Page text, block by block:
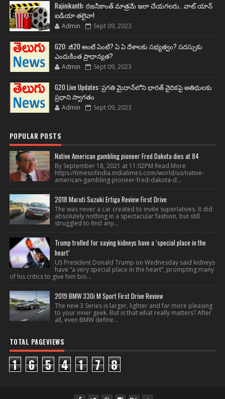
Rajinikanth: రజనీకాంత్ మాత్రమే ఇలా చేయగలరు.. వాట్ యాన్
ఐడియా తలైవా!
Admin Sept 09, 2023
G20: జీ20 అంటే ఏంటి? ఏ ఏ దేశాలకు సభ్యత్వం? సదస్సుకు
ఎందుకింత ప్రాధాన్యత?
Admin Sept 09, 2023
G20 Live Updates: ప్రగతి మైదాన్‌లోని భారత్ వైదికపై అతిథులకు
ప్రధాని స్వాగతం
Admin Sept 09, 2023
POPULAR POSTS
Native American gambling pioneer Fred Dakota dies at 84
By September 18, 2021 at 11:02PM Read More
https://timesofindia.indiatimes.com/world/us/native-
american-gambling-pioneer-fred-dakota-d...
2018 Maruti Suzuki Ertiga Review First Drive
The was never a car created to invite superlatives. It did
absolutely nothing in a spectacular fashion, but still
struggled to find any...
Trump trolled for saying kidneys have a ‘special place in the
heart’
US President Donald Trump on Wednesday said kidneys
have “a very special place in the heart”, prompting many
of his critics to give him bio...
2019 BMW 330i M Sport First Drive Review
The new 3 Series is larger, lighter and far more pleasing
to your inner geek. But is that what really matters? After
all, even BMW define...
TOTAL PAGEVIEWS
1 6 5 4 1 7 8